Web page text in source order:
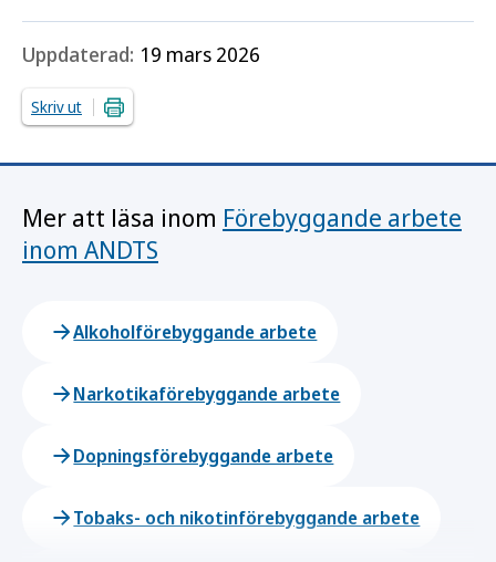
Uppdaterad: 19 mars 2026
Skriv ut
Mer att läsa inom Förebyggande arbete
inom ANDTS
Alkoholförebyggande arbete
Narkotikaförebyggande arbete
Dopningsförebyggande arbete
Tobaks- och nikotinförebyggande arbete